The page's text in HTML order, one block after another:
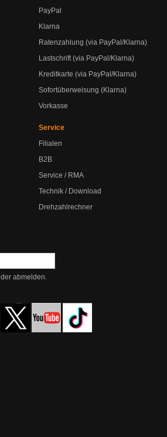
PayPal
Klarna
Ratenzahlung (via PayPal/Klarna)
Lastschrift (via PayPal/Klarna)
Kreditkarte (via PayPal/Klarna)
Sofortüberweisung (Klarna)
Vorkasse
Service
Filialen
B2B
Service / RMA
Technik / Download
Drehzahlrechner
abmelden.